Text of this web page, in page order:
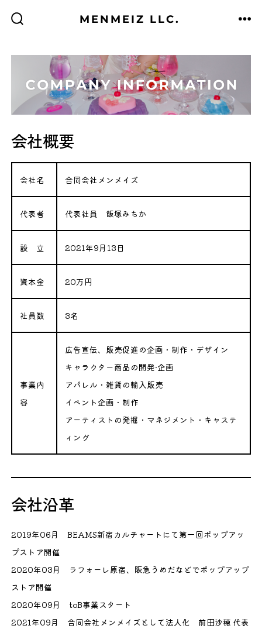
替
MENMEIZ LLC.
会社概要
会社名 合同会社メンメイズ
代表者 代表社員 飯塚みちか
設 立 2021年9月13日
資本金 20万円
社員数 3名
事業内
容
広告宣伝、販売促進の企画・制作・デザイン
キャラクター商品の開発·企画
アパレル・雑貨の輸入販売
イベント企画・制作
アーティストの発掘・マネジメント・キャステ
ィング
会社沿革
2019年06月 BEAMS新宿カルチャートにて第一回ポップアッ
プストア開催
2020年03月 ラフォーレ原宿、阪急うめだなどでポップアップ
ストア開催
2020年09月 toB事業スタート
2021年09月 合同会社メンメイズとして法人化 前田沙穂 代表